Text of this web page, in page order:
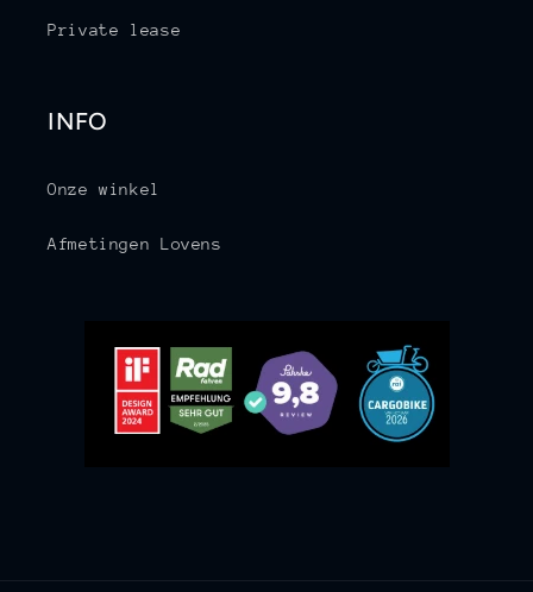
Private lease
INFO
Onze winkel
Afmetingen Lovens